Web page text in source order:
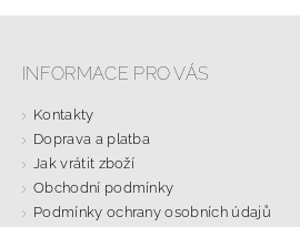
INFORMACE PRO VÁS
Kontakty
Doprava a platba
Jak vrátit zboží
Obchodní podmínky
Podmínky ochrany osobních údajů